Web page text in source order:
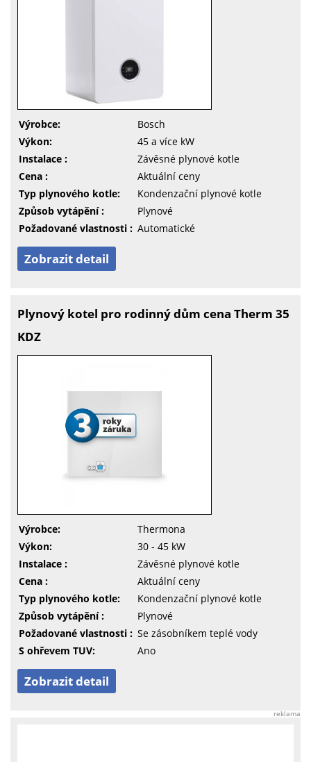
Výrobce:
Bosch
Výkon:
45 a více kW
Instalace :
Závěsné plynové kotle
Cena :
Aktuální ceny
Typ plynového kotle:
Kondenzační plynové kotle
Způsob vytápění :
Plynové
Požadované vlastnosti : Automatické
Zobrazit detail
Plynový kotel pro rodinný dům cena Therm 35
KDZ
Výrobce:
Thermona
Výkon:
30 - 45 kW
Instalace :
Závěsné plynové kotle
Cena :
Aktuální ceny
Typ plynového kotle:
Kondenzační plynové kotle
Způsob vytápění :
Plynové
Požadované vlastnosti : Se zásobníkem teplé vody
S ohřevem TUV:
Ano
Zobrazit detail
reklama